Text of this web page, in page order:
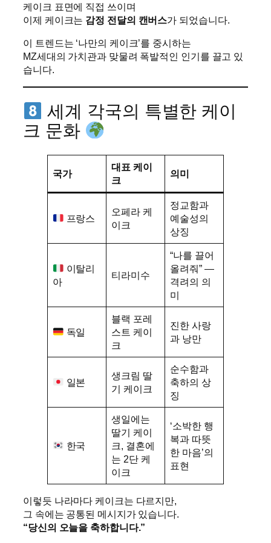
케이크 표면에 직접 쓰이며
이제 케이크는 감정 전달의 캔버스가 되었습니다.
이 트렌드는 ‘나만의 케이크’를 중시하는
MZ세대의 가치관과 맞물려 폭발적인 인기를 끌고 있
습니다.
세계 각국의 특별한 케이
크 문화
국가
대표 케이
크
의미
프랑스
오페라 케
이크
정교함과
예술성의
상징
이탈리
아
티라미수
“나를 끌어
올려줘” —
격려의 의
미
독일
블랙 포레
스트 케이
크
진한 사랑
과 낭만
일본
생크림 딸
기 케이크
순수함과
축하의 상
징
한국
생일에는
딸기 케이
크, 결혼에
는 2단 케
이크
‘소박한 행
복과 따뜻
한 마음’의
표현
이렇듯 나라마다 케이크는 다르지만,
그 속에는 공통된 메시지가 있습니다.
“당신의 오늘을 축하합니다.”